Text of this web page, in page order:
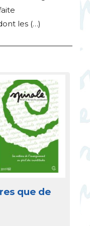
les (…)
que de